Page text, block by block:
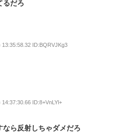
るだろ
13:35:58.32 ID:BQRVJKg3
ID:8+VnLYl+
ら反射しちゃダメだろ